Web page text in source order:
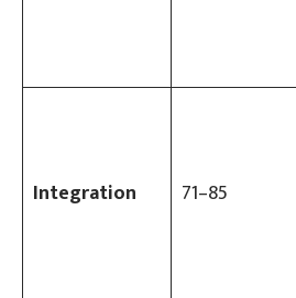
Integration 71–85